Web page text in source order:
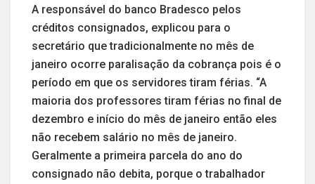
A responsável do banco Bradesco pelos
créditos consignados, explicou para o
secretário que tradicionalmente no mês de
janeiro ocorre paralisação da cobrança pois é o
período em que os servidores tiram férias. “A
maioria dos professores tiram férias no final de
dezembro e início do mês de janeiro então eles
não recebem salário no mês de janeiro.
Geralmente a primeira parcela do ano do
consignado não debita, porque o trabalhador